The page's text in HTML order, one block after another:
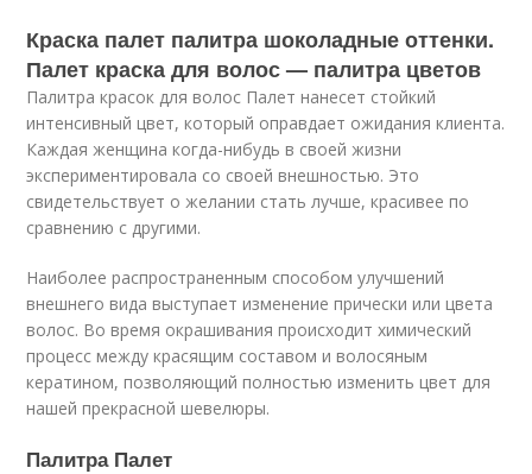
Краска палет палитра шоколадные оттенки.
Палет краска для волос — палитра цветов
Палитра красок для волос Палет нанесет стойкий
интенсивный цвет, который оправдает ожидания клиента.
Каждая женщина когда-нибудь в своей жизни
экспериментировала со своей внешностью. Это
свидетельствует о желании стать лучше, красивее по
сравнению с другими.
Наиболее распространенным способом улучшений
внешнего вида выступает изменение прически или цвета
волос. Во время окрашивания происходит химический
процесс между красящим составом и волосяным
кератином, позволяющий полностью изменить цвет для
нашей прекрасной шевелюры.
Палитра Палет